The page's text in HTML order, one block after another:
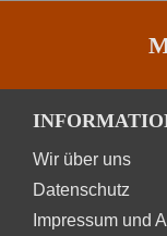
Wir über uns
Datenschutz
Impressum und